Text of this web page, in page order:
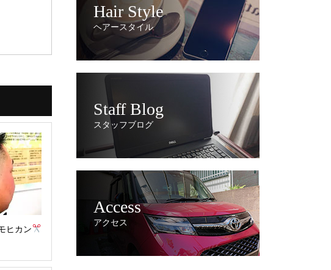
ヒカン
Hair Style
ヘアースタイル
Staff Blog
スタッフブログ
Access
アクセス